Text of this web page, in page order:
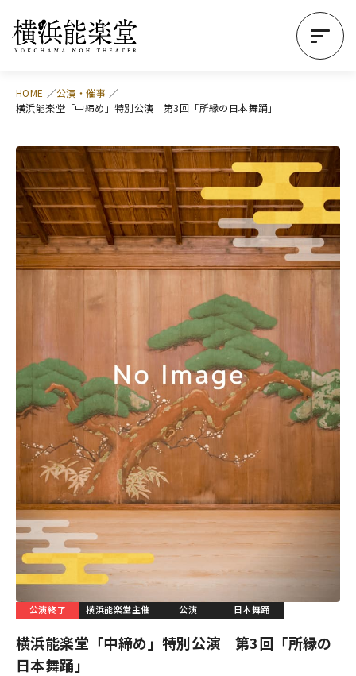
HOME
公演・催事
横浜能楽堂「中締め」特別公演 第3回「所縁の日本舞踊」
公演終了 横浜能楽堂主催 公演 日本舞踊
横浜能楽堂「中締め」特別公演 第3回「所縁の
日本舞踊」